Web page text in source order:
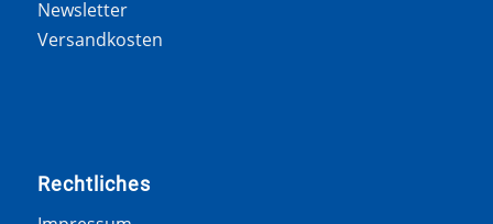
Newsletter
Versandkosten
Rechtliches